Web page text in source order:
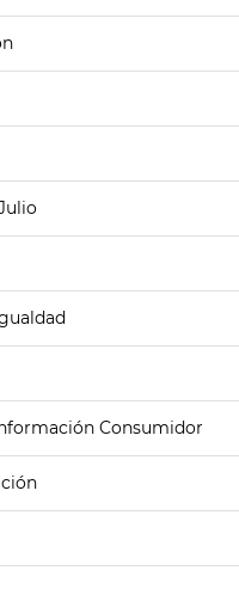
Consumidor